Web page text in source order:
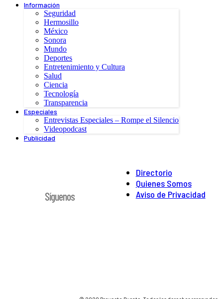
Información
Seguridad
Hermosillo
México
Sonora
Mundo
Deportes
Entretenimiento y Cultura
Salud
Ciencia
Tecnología
Transparencia
Especiales
Entrevistas Especiales – Rompe el Silencio
Videopodcast
Publicidad
Directorio
Quienes Somos
Aviso de Privacidad
Síguenos